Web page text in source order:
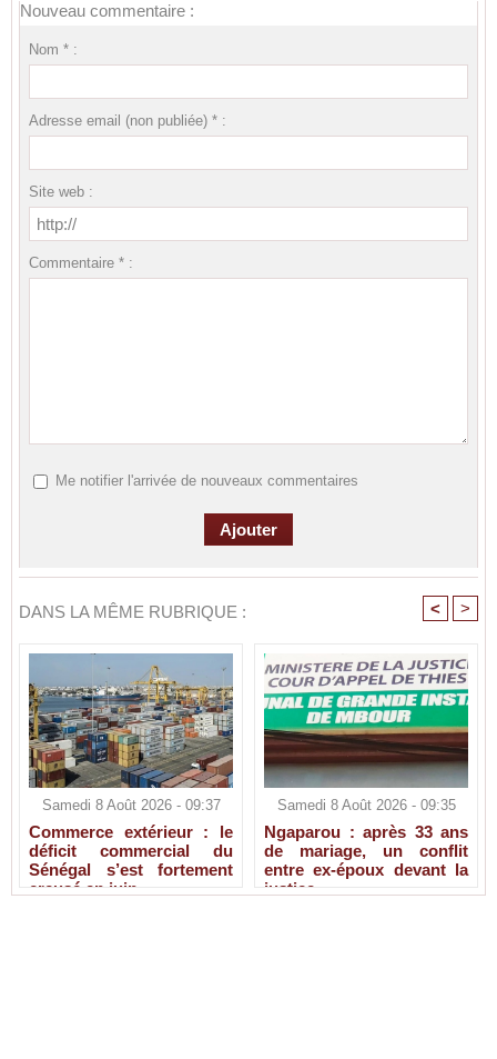
Nouveau commentaire :
Nom * :
Adresse email (non publiée) * :
Site web :
Commentaire * :
Me notifier l'arrivée de nouveaux commentaires
DANS LA MÊME RUBRIQUE : < >
Samedi 8 Août 2026 - 09:37
Commerce extérieur : le
déficit commercial du
Sénégal s’est fortement
creusé en juin
Samedi 8 Août 2026 - 09:35
Ngaparou : après 33 ans
de mariage, un conflit
entre ex-époux devant la
justice